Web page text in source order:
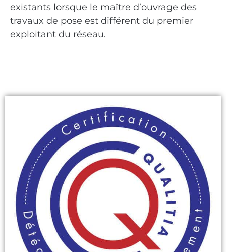
existants lorsque le maître d’ouvrage des
travaux de pose est différent du premier
exploitant du réseau.